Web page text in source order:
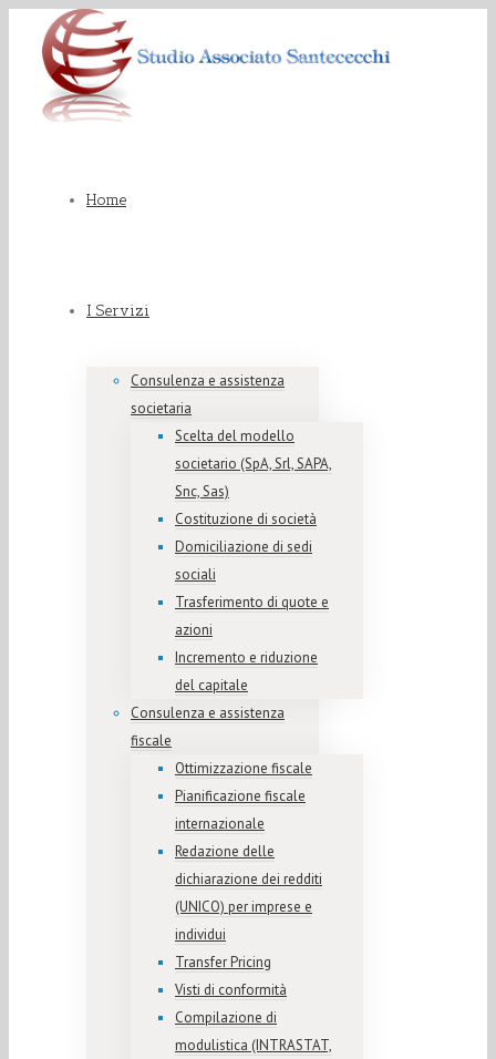
Home
I Servizi
Consulenza e assistenza
societaria
Scelta del modello
societario (SpA, Srl, SAPA,
Snc, Sas)
Costituzione di società
Domiciliazione di sedi
sociali
Trasferimento di quote e
azioni
Incremento e riduzione
del capitale
Consulenza e assistenza
fiscale
Ottimizzazione fiscale
Pianificazione fiscale
internazionale
Redazione delle
dichiarazione dei redditi
(UNICO) per imprese e
individui
Transfer Pricing
Visti di conformità
Compilazione di
modulistica (INTRASTAT,